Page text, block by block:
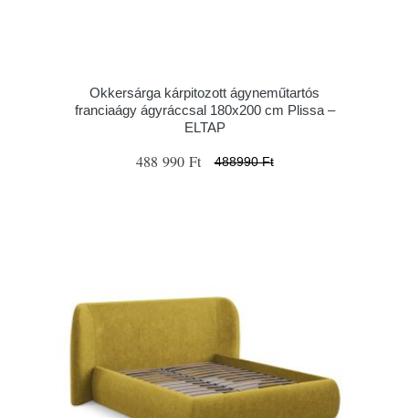
Okkersárga kárpitozott ágyneműtartós
franciaágy ágyráccsal 180x200 cm Plissa –
ELTAP
488 990 Ft 488990 Ft